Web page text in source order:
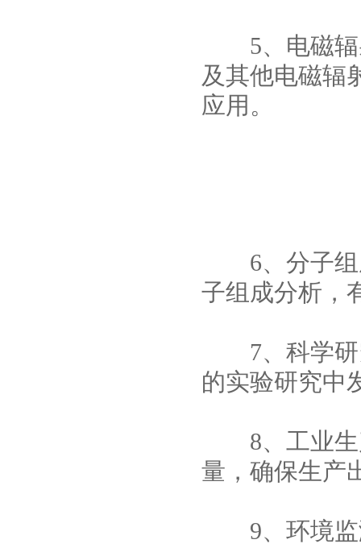
5、电磁辐
及其他电磁辐
应用。
6、分子组
子组成分析，
7、科学研
的实验研究中
8、工业生
量，确保生产
9、环境监